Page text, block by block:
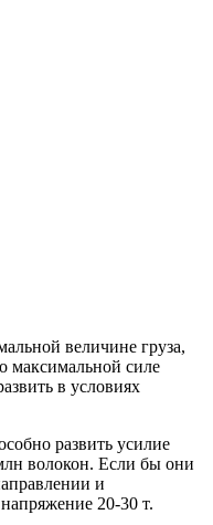
величине груза,
максимальной силе
в условиях
развить усилие
волокон. Если бы они
и
20-30 т.